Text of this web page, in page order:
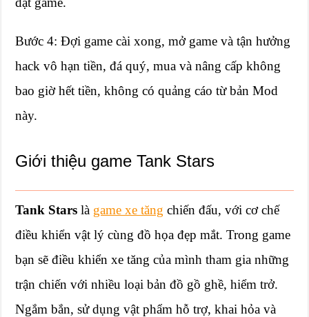
Bước 4: Đợi game cài xong, mở game và tận hưởng
hack vô hạn tiền, đá quý, mua và nâng cấp không
bao giờ hết tiền, không có quảng cáo từ bản Mod
này.
Giới thiệu game Tank Stars
Tank Stars là game xe tăng chiến đấu, với cơ chế
điều khiển vật lý cùng đồ họa đẹp mắt. Trong game
bạn sẽ điều khiển xe tăng của mình tham gia những
trận chiến với nhiều loại bản đồ gồ ghề, hiểm trở.
Ngắm bắn, sử dụng vật phẩm hỗ trợ, khai hỏa và